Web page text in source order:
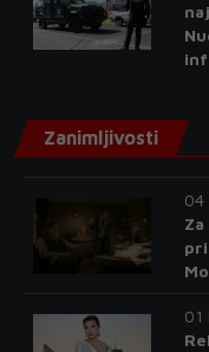
Zanimljivosti
04
01